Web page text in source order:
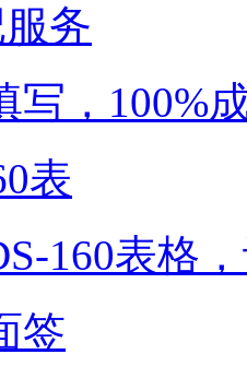
务
写，100%
表
160表格
签